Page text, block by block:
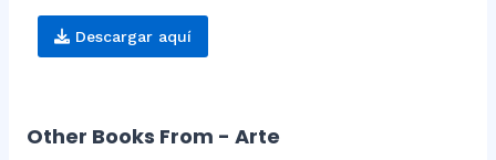
Descargar aquí
Other Books From - Arte